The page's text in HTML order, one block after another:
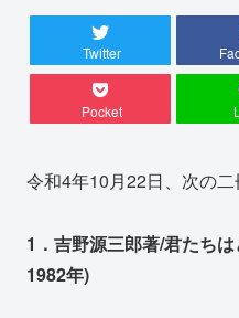
Twitter
Pocket
令和4年10月22日、次の二
1．吉野源三郎著/君たちは
1982年)